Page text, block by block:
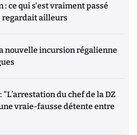
: ce qui s'est vraiment passé
regardait ailleurs
nouvelle incursion régalienne
du chef de la DZ
vraie-fausse détente entre